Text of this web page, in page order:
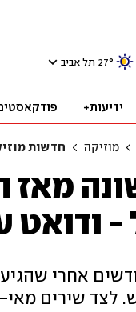
27° תל אביב
ידיעות+
מוזיקה חדשות
מאז
ודואט
אחרי
לצד שירים